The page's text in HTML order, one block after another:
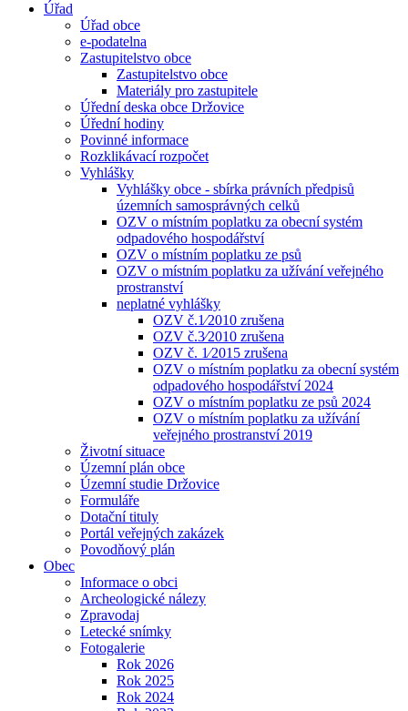
Úřad
Úřad obce
e-podatelna
Zastupitelstvo obce
Zastupitelstvo obce
Materiály pro zastupitele
Úřední deska obce Držovice
Úřední hodiny
Povinné informace
Rozklikávací rozpočet
Vyhlášky
Vyhlášky obce - sbírka právních předpisů
územních samosprávných celků
OZV o místním poplatku za obecní systém
odpadového hospodářství
OZV o místním poplatku ze psů
OZV o místním poplatku za užívání veřejného
prostranství
neplatné vyhlášky
OZV č.1⁄2010 zrušena
OZV č.3⁄2010 zrušena
OZV č. 1⁄2015 zrušena
OZV o místním poplatku za obecní systém
odpadového hospodářství 2024
OZV o místním poplatku ze psů 2024
OZV o místním poplatku za užívání
veřejného prostranství 2019
Životní situace
Územní plán obce
Územní studie Držovice
Formuláře
Dotační tituly
Portál veřejných zakázek
Povodňový plán
Obec
Informace o obci
Archeologické nálezy
Zpravodaj
Letecké snímky
Fotogalerie
Rok 2026
Rok 2025
Rok 2024